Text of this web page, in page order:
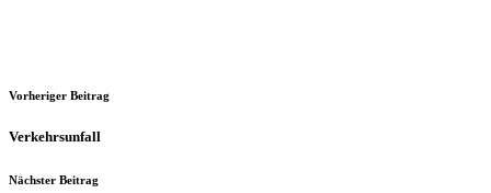
Vorheriger Beitrag
Verkehrsunfall
Nächster Beitrag